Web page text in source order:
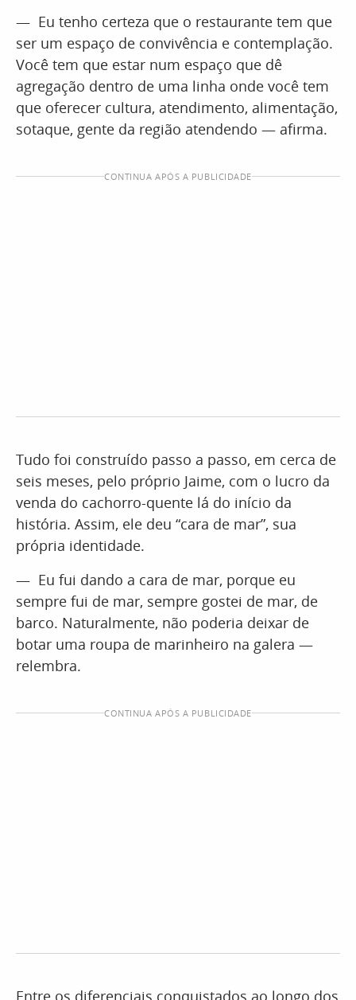
— Eu tenho certeza que o restaurante tem que
ser um espaço de convivência e contemplação.
Você tem que estar num espaço que dê
agregação dentro de uma linha onde você tem
que oferecer cultura, atendimento, alimentação,
sotaque, gente da região atendendo — afirma.
CONTINUA APÓS A PUBLICIDADE
Tudo foi construído passo a passo, em cerca de
seis meses, pelo próprio Jaime, com o lucro da
venda do cachorro-quente lá do início da
história. Assim, ele deu “cara de mar”, sua
própria identidade.
— Eu fui dando a cara de mar, porque eu
sempre fui de mar, sempre gostei de mar, de
barco. Naturalmente, não poderia deixar de
botar uma roupa de marinheiro na galera —
relembra.
CONTINUA APÓS A PUBLICIDADE
Entre os diferenciais conquistados ao longo dos